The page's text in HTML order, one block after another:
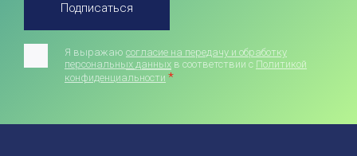
Я выражаю согласие на передачу и обработку
персональных данных в соответствии с Политикой
конфиденциальности *
Подписаться